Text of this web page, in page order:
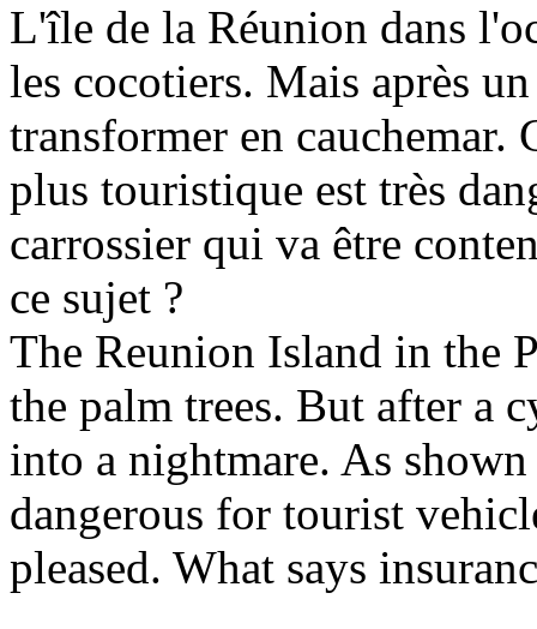
L'île de la Réunion dans
les cocotiers. Mais après
transformer en
plus touristique est très
carrossier qui va être
ce sujet ?
The Reunion Island in the
the palm trees. But after a
into a nightmare. As
dangerous for tourist
pleased. What says